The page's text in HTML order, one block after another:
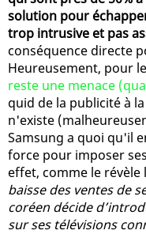
solution pour
trop intrusive et pas
conséquence directe
Heureusement, pour
reste une menace
quid de la publicité à
n'existe
Samsung a quoi qu'il
force pour imposer
effet, comme le révèle
baisse des ventes de
coréen décide
sur ses télévisions